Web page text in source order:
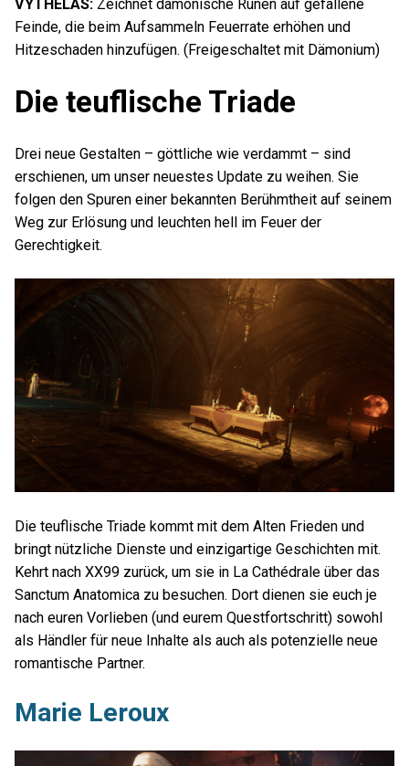
VYTHELAS: Zeichnet dämonische Runen auf gefallene
Feinde, die beim Aufsammeln Feuerrate erhöhen und
Hitzeschaden hinzufügen. (Freigeschaltet mit Dämonium)
Die teuflische Triade
Drei neue Gestalten – göttliche wie verdammt – sind
erschienen, um unser neuestes Update zu weihen. Sie
folgen den Spuren einer bekannten Berühmtheit auf seinem
Weg zur Erlösung und leuchten hell im Feuer der
Gerechtigkeit.
Die teuflische Triade kommt mit dem Alten Frieden und
bringt nützliche Dienste und einzigartige Geschichten mit.
Kehrt nach XX99 zurück, um sie in La Cathédrale über das
Sanctum Anatomica zu besuchen. Dort dienen sie euch je
nach euren Vorlieben (und eurem Questfortschritt) sowohl
als Händler für neue Inhalte als auch als potenzielle neue
romantische Partner.
Marie Leroux